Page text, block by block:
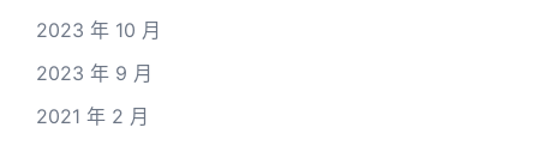
2023 年 10 月
2023 年 9 月
2021 年 2 月